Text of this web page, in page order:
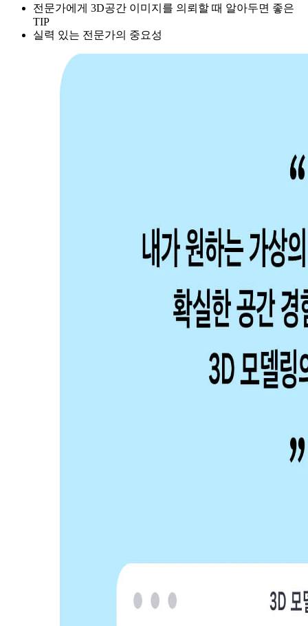
전문가에게 3D공간 이미지를 의뢰할 때 알아두면 좋은
TIP
실력 있는 전문가의 중요성